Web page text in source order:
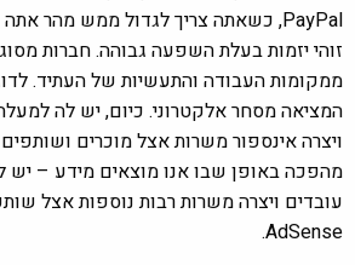
זוהי יזמות בעלת השפעה גבוהה. חברות מסוג
ממקומות העבודה והתעשיות של העתיד.
ויצרה אינספור משרות אצל מוכרים ושותפים
AdSense.